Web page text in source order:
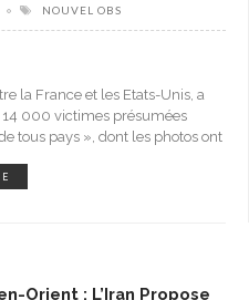
NOUVEL OBS
la France et les Etats-Unis, a
000 victimes présumées
tous pays », dont les photos ont
Orient : L’Iran Propose